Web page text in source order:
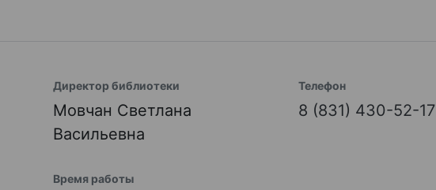
Директор библиотеки
Мовчан Светлана
Васильевна
Телефон
8 (831) 430-52-17
Время работы